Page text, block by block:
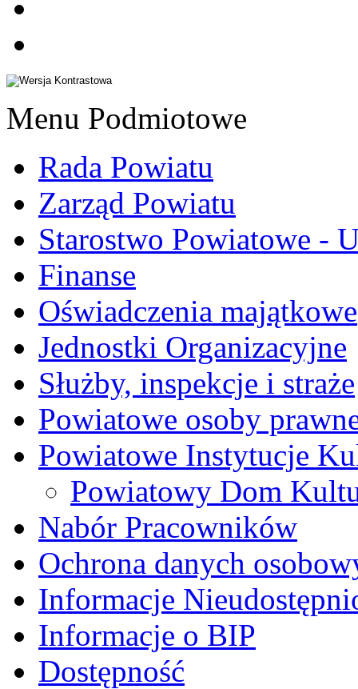
Menu Podmiotowe
Rada Powiatu
Zarząd Powiatu
Starostwo Powiatowe -
Finanse
Oświadczenia majątkowe
Jednostki Organizacyjne
Służby, inspekcje i straże
Powiatowe osoby
Powiatowe Instytucje
Powiatowy Dom
Nabór Pracowników
Ochrona danych
Informacje
Informacje o BIP
Dostępność